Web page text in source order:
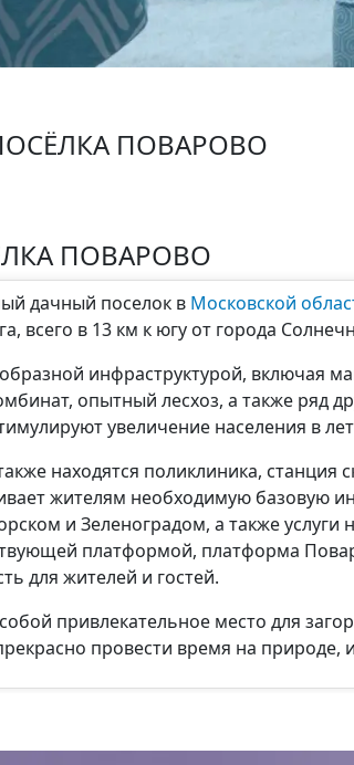
ПОВАРОВО
ПОВАРОВО
дачный поселок в Московской
всего в 13 км к югу от города
инфраструктурой, включая
опытный лесхоз, а также ряд
увеличение населения в
находятся поликлиника,
жителям необходимую базовую
и Зеленоградом, а также услуги
платформой, платформа
для жителей и гостей.
привлекательное место для
провести время на